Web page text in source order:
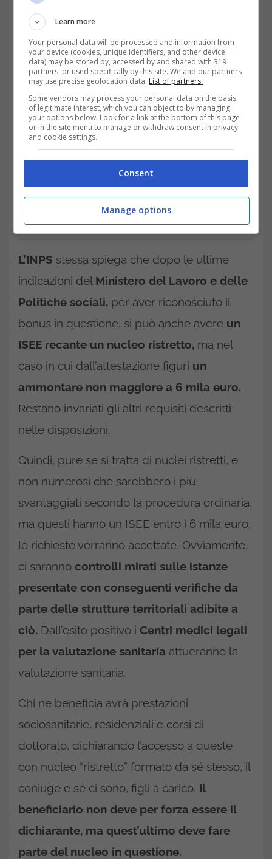
Domanda per far avere soldi extra agli anziani, indicazioni
pratiche e veloci- Trading.it
L’INPS stessa spiega che dopo le ultime
indicazioni del Ministero del Lavoro e delle
Politiche sociali, per aver riconosciuto il
bonus in questione, si può anche avere un
ISEE recante un nucleo ristretto, ma nel
caso in cui dall’attestazione figuri un
ammontare non maggiore a 6 mila euro.
Restano invariati gli altri requisiti descritti
nelle disposizioni.
Quindi, pure se si tratta di nuclei ristretti, e
non numerosi che sarebbero i più
svantaggiati secondo la procedura ordinaria,
ma questi hanno un ISEE entro i 6 mila euro,
le richieste verranno accettate. Ovviamente,
ci saranno controlli mirati sulle istanze
presentate con conseguenti verifiche da
parte delle strutture territoriali adibite a
ciò. Dall’esito positivo i Centri medici legali
per la valutazione sanitaria attueranno la
valutazione sanitaria.
Chi ne beneficia avrà prestazioni
sociosanitarie, residenziali e corsi di
dottorato, dichiarando l’accesso a queste
con nucleo “ristretto” formato da sé stesso, il
coniuge e se ci sono, figli a carico. Il
beneficiario non deve per forza essere il
dichiarante, ma quest’ultimo deve fare
parte del nucleo in questione.
Learn more
Your personal data will be processed and information from
your device (cookies, unique identifiers, and other device
data) may be stored by, accessed by and shared with 319
partners, or used specifically by this site. We and our partners
may use precise geolocation data. List of partners.
Some vendors may process your personal data on the basis
of legitimate interest, which you can object to by managing
your options below. Look for a link at the bottom of this page
or in the site menu to manage or withdraw consent in privacy
and cookie settings.
Consent
Manage options